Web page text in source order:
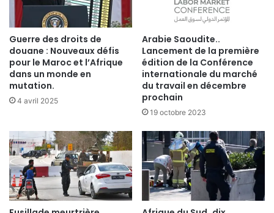
Guerre des droits de
douane : Nouveaux défis
pour le Maroc et l’Afrique
dans un monde en
mutation.
4 avril 2025
Arabie Saoudite..
Lancement de la première
édition de la Conférence
internationale du marché
du travail en décembre
prochain
19 octobre 2023